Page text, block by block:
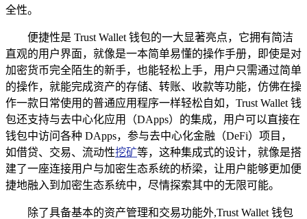
全性。
便捷性是 Trust Wallet 钱包的一大显著亮点，它拥有简洁
直观的用户界面，就像是一本简单易懂的操作手册，即使是对
加密货币完全陌生的新手，也能轻松上手，用户只需通过简单
的操作，就能完成资产的存储、转账、收款等功能，仿佛在操
作一款日常使用的普通应用程序一样轻松自如，Trust Wallet 钱
包还支持与去中心化应用（DApps）的集成，用户可以直接在
钱包中访问各种 DApps，参与去中心化金融（DeFi）项目，
如借贷、交易、流动性挖矿等，这种集成式的设计，就像是搭
建了一座连接用户与加密生态系统的桥梁，让用户能够更加便
捷地融入到加密生态系统中，尽情探索其中的无限可能。
除了具备基本的资产管理和交易功能外,Trust Wallet 钱包